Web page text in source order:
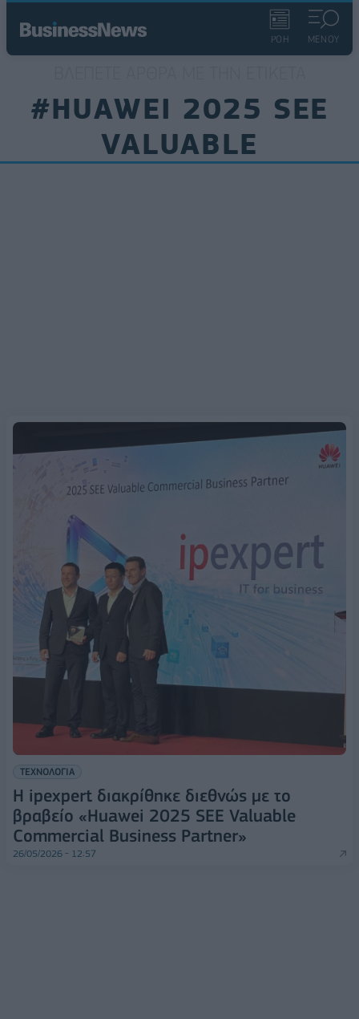
ΡΟΗ ΜΕΝΟΥ
#HUAWEI 2025 SEE
VALUABLE
ΤΕΧΝΟΛΟΓΙΑ
Η ipexpert διακρίθηκε διεθνώς με το
βραβείο «Huawei 2025 SEE Valuable
Commercial Business Partner»
26/05/2026 - 12:57